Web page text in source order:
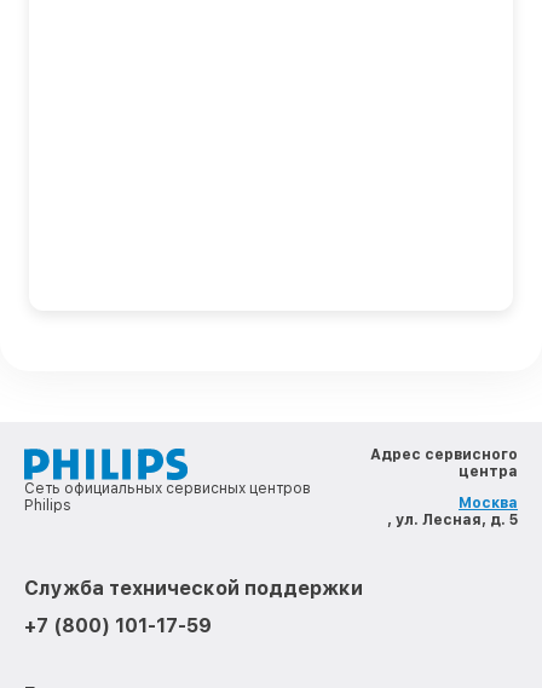
Сеть официальных сервисных центров
Philips
Адрес сервисного
центра
Москва
, ул. Лесная, д. 5
Служба технической поддержки
+7 (800) 101-17-59